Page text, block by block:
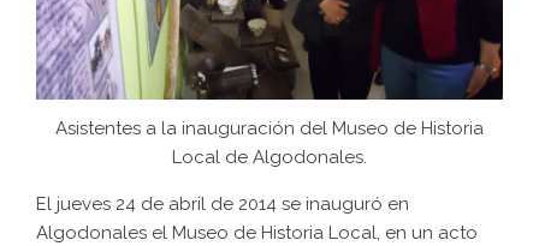
Asistentes a la inauguración del Museo de Historia
Local de Algodonales.
El jueves 24 de abril de 2014 se inauguró en
Algodonales el Museo de Historia Local, en un acto